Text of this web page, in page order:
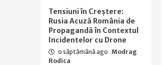
Tensiuni în Creștere:
Rusia Acuză România de
Propagandă în Contextul
Incidentelor cu Drone
o săptămână ago Modrag
Rodica